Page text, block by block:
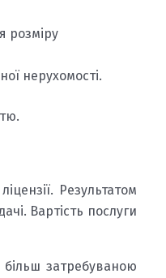
розміру
нерухомості.
Результатом
Вартість послуги
затребуваною